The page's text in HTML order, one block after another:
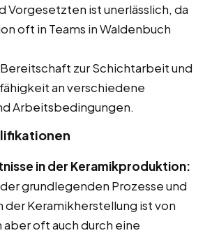
Vorgesetzten ist unerlässlich, da
oft in Teams in Waldenbuch
Bereitschaft zur Schichtarbeit und
an verschiedene
Arbeitsbedingungen.
in der Keramikproduktion:
grundlegenden Prozesse und
der Keramikherstellung ist von
aber oft auch durch eine